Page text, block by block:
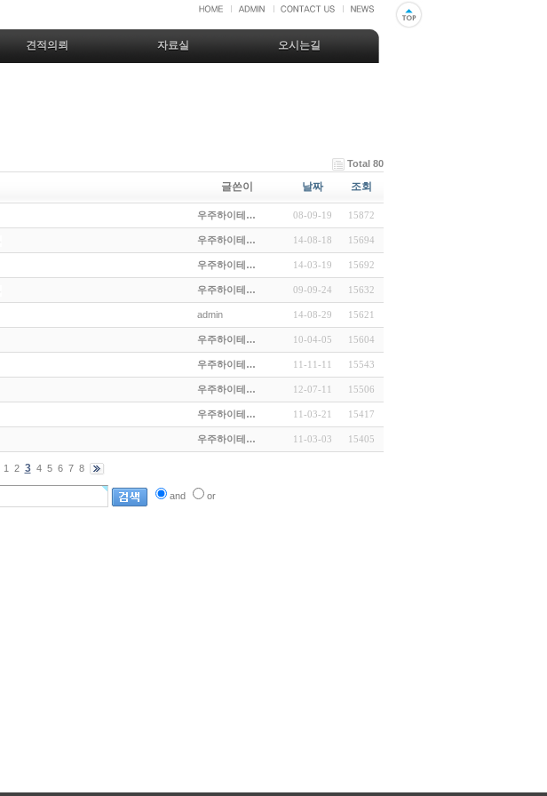
견적의뢰 자료실 오시는길
Total 80
글쓴이 날짜 조회
우주하이테… 08-09-19 15872
우주하이테… 14-08-18 15694
우주하이테… 14-03-19 15692
우주하이테… 09-09-24 15632
admin 14-08-29 15621
우주하이테… 10-04-05 15604
우주하이테… 11-11-11 15543
우주하이테… 12-07-11 15506
우주하이테… 11-03-21 15417
우주하이테… 11-03-03 15405
1 2 3 4 5 6 7 8
and or